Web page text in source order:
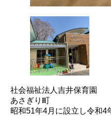
社会福祉法人吉井保育園
あさぎり町
昭和51年4月に設立し令和4